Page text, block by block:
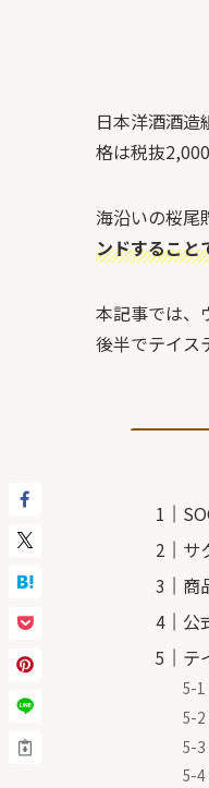
日本洋酒酒造
格は税抜
海沿いの桜尾
ンドすること
本記事では、
後半でテイス
サ
商
公
テ